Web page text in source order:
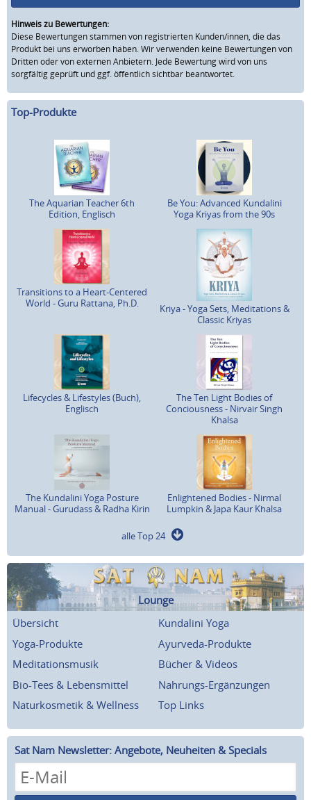
Hinweis zu Bewertungen:
Diese Bewertungen stammen von registrierten Kunden/innen, die das
Produkt bei uns erworben haben. Wir verwenden keine Bewertungen von
Dritten oder von externen Anbietern. Jede Bewertung wird von uns
sorgfältig geprüft und ggf. öffentlich sichtbar beantwortet.
Top-Produkte
The Aquarian Teacher 6th
Edition, Englisch
Be You: Advanced Kundalini
Yoga Kriyas from the 90s
Transitions to a Heart-Centered
World - Guru Rattana, Ph.D.
Kriya - Yoga Sets, Meditations &
Classic Kriyas
Lifecycles & Lifestyles (Buch),
Englisch
The Ten Light Bodies of
Conciousness - Nirvair Singh
Khalsa
The Kundalini Yoga Posture
Manual - Gurudass & Radha Kirin
Enlightened Bodies - Nirmal
Lumpkin & Japa Kaur Khalsa
alle Top 24
Lounge
Übersicht
Kundalini Yoga
Yoga-Produkte
Ayurveda-Produkte
Meditationsmusik
Bücher & Videos
Bio-Tees & Lebensmittel
Nahrungs-Ergänzungen
Naturkosmetik & Wellness
Top Links
Sat Nam Newsletter: Angebote, Neuheiten & Specials